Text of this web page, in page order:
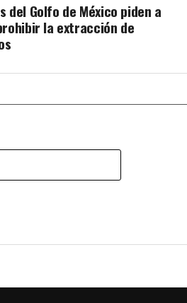
del Golfo de México piden a
la extracción de